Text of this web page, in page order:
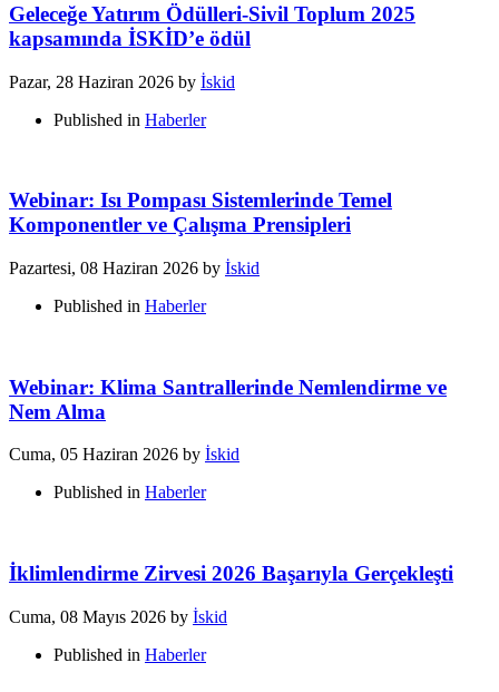
Geleceğe Yatırım Ödülleri-Sivil Toplum 2025
kapsamında İSKİD’e ödül
Pazar, 28 Haziran 2026 by İskid
Published in Haberler
Webinar: Isı Pompası Sistemlerinde Temel
Komponentler ve Çalışma Prensipleri
Pazartesi, 08 Haziran 2026 by İskid
Published in Haberler
Webinar: Klima Santrallerinde Nemlendirme ve
Nem Alma
Cuma, 05 Haziran 2026 by İskid
Published in Haberler
İklimlendirme Zirvesi 2026 Başarıyla Gerçekleşti
Cuma, 08 Mayıs 2026 by İskid
Published in Haberler